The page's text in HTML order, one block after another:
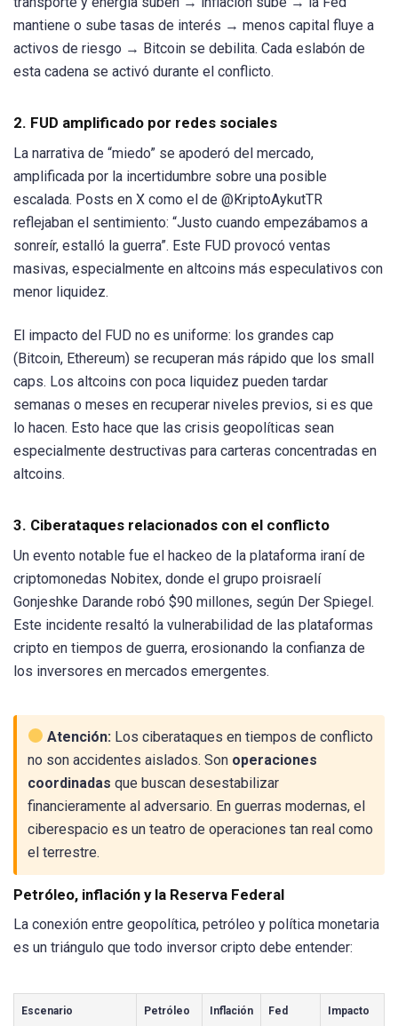
mantiene o sube tasas de interés → menos capital fluye a
activos de riesgo → Bitcoin se debilita. Cada eslabón de
esta cadena se activó durante el conflicto.
2. FUD amplificado por redes sociales
La narrativa de “miedo” se apoderó del mercado,
amplificada por la incertidumbre sobre una posible
escalada. Posts en X como el de @KriptoAykutTR
reflejaban el sentimiento: “Justo cuando empezábamos a
sonreír, estalló la guerra”. Este FUD provocó ventas
masivas, especialmente en altcoins más especulativos con
menor liquidez.
El impacto del FUD no es uniforme: los grandes cap
(Bitcoin, Ethereum) se recuperan más rápido que los small
caps. Los altcoins con poca liquidez pueden tardar
semanas o meses en recuperar niveles previos, si es que
lo hacen. Esto hace que las crisis geopolíticas sean
especialmente destructivas para carteras concentradas en
altcoins.
3. Ciberataques relacionados con el conflicto
Un evento notable fue el hackeo de la plataforma iraní de
criptomonedas Nobitex, donde el grupo proisraelí
Gonjeshke Darande robó $90 millones, según Der Spiegel.
Este incidente resaltó la vulnerabilidad de las plataformas
cripto en tiempos de guerra, erosionando la confianza de
los inversores en mercados emergentes.
Atención: Los ciberataques en tiempos de conflicto
no son accidentes aislados. Son operaciones
coordinadas que buscan desestabilizar
financieramente al adversario. En guerras modernas, el
ciberespacio es un teatro de operaciones tan real como
el terrestre.
Petróleo, inflación y la Reserva Federal
La conexión entre geopolítica, petróleo y política monetaria
es un triángulo que todo inversor cripto debe entender:
Escenario Petróleo Inflación Fed
Impacto